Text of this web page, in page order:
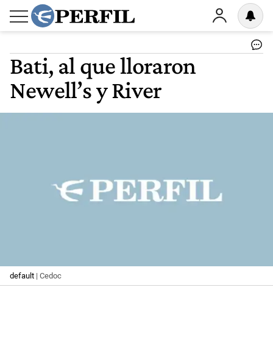
Bati, al que lloraron
Newell’s y River
default | Cedoc